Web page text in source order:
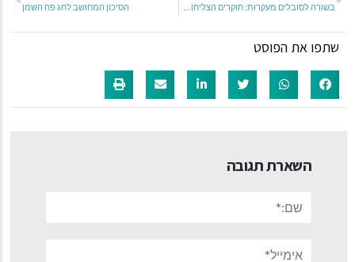
הסיכון המחושב לחג פח השמן
שתפו את הפוסט
השארת תגובה